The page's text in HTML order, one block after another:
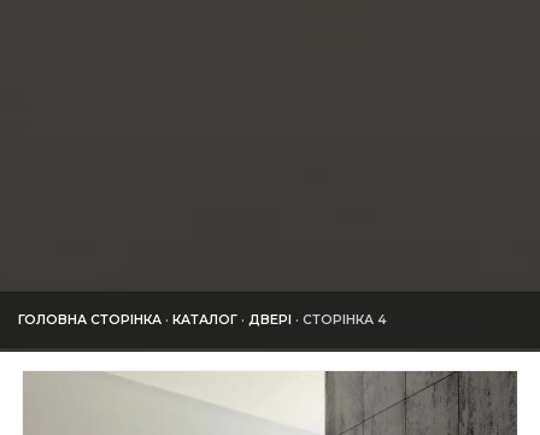
ГОЛОВНА СТОРІНКА · КАТАЛОГ · ДВЕРІ · СТОРІНКА 4